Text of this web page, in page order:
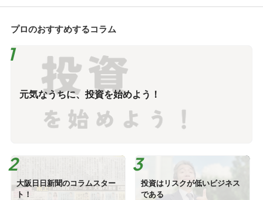
プロのおすすめするコラム
元気なうちに、投資を始めよう！
大阪日日新聞のコラムスター
ト！
投資はリスクが低いビジネス
である